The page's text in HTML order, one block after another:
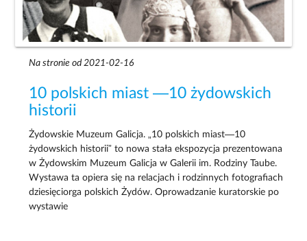
Na stronie od 2021-02-16
10 polskich miast —10 żydowskich
historii
Żydowskie Muzeum Galicja. „10 polskich miast—10
żydowskich historii” to nowa stała ekspozycja prezentowana
w Żydowskim Muzeum Galicja w Galerii im. Rodziny Taube.
Wystawa ta opiera się na relacjach i rodzinnych fotografiach
dziesięciorga polskich Żydów. Oprowadzanie kuratorskie po
wystawie